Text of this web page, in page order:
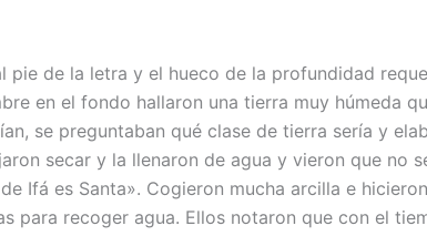
pie de la letra y el hueco de la profundidad
en el fondo hallaron una tierra muy húmeda
se preguntaban qué clase de tierra sería y
secar y la llenaron de agua y vieron que no
Ifá es Santa». Cogieron mucha arcilla e
para recoger agua. Ellos notaron que con el